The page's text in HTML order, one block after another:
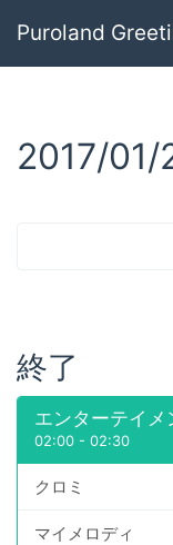
Puroland
2017/01/
終了
エンターテイメ
02:00 - 02:30
クロミ
マイメロディ